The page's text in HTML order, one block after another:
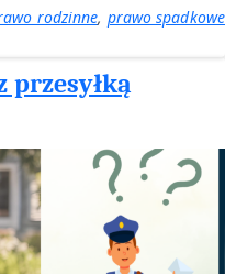
rodzinne, prawo spadkowe
przesyłką